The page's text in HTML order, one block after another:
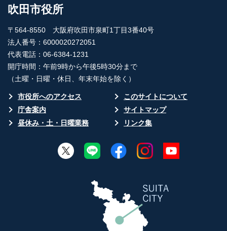
吹田市役所
〒564-8550 大阪府吹田市泉町1丁目3番40号
法人番号：6000020272051
代表電話：06-6384-1231
開庁時間：午前9時から午後5時30分まで
（土曜・日曜・休日、年末年始を除く）
市役所へのアクセス
このサイトについて
庁舎案内
サイトマップ
昼休み・土・日曜業務
リンク集